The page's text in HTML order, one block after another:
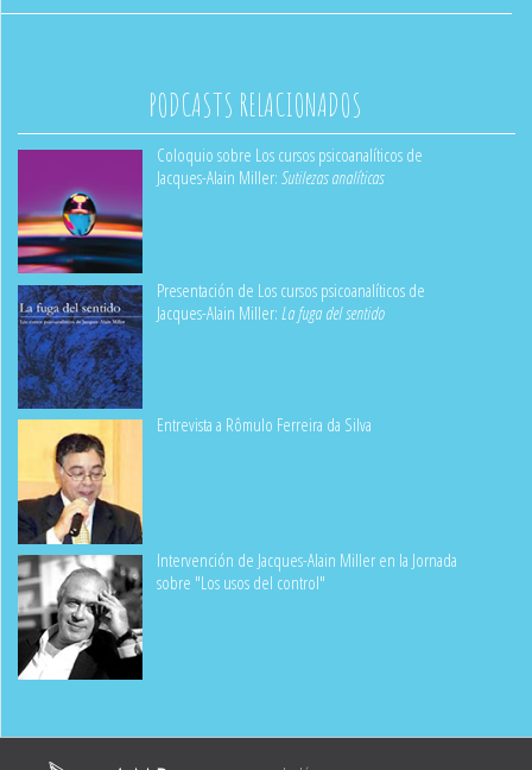
PODCASTS RELACIONADOS
Coloquio sobre Los cursos psicoanalíticos de
Jacques-Alain Miller: Sutilezas analíticas
Presentación de Los cursos psicoanalíticos de
Jacques-Alain Miller:La fuga del sentido
Entrevista a Rômulo Ferreira da Silva
Intervención de Jacques-Alain Miller en la Jornada
sobre "Los usos del control"